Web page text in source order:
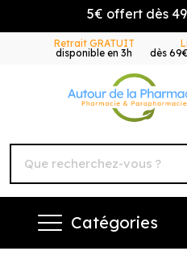
5€ offert dès 49€
Retrait GRATUIT
disponible en 3h
dès
Catégories